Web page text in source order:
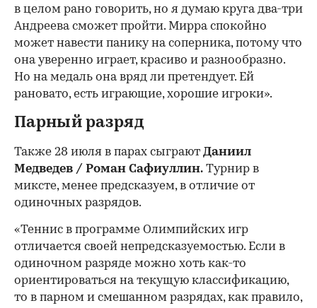
в целом рано говорить, но я думаю круга два-три
Андреева сможет пройти. Мирра спокойно
может навести панику на соперника, потому что
она уверенно играет, красиво и разнообразно.
Но на медаль она вряд ли претендует. Ей
рановато, есть играющие, хорошие игроки».
Парный разряд
Также 28 июля в парах сыграют Даниил
Медведев / Роман Сафиуллин. Турнир в
миксте, менее предсказуем, в отличие от
одиночных разрядов.
«Теннис в программе Олимпийских игр
отличается своей непредсказуемостью. Если в
одиночном разряде можно хоть как-то
ориентироваться на текущую классификацию,
то в парном и смешанном разрядах, как правило,